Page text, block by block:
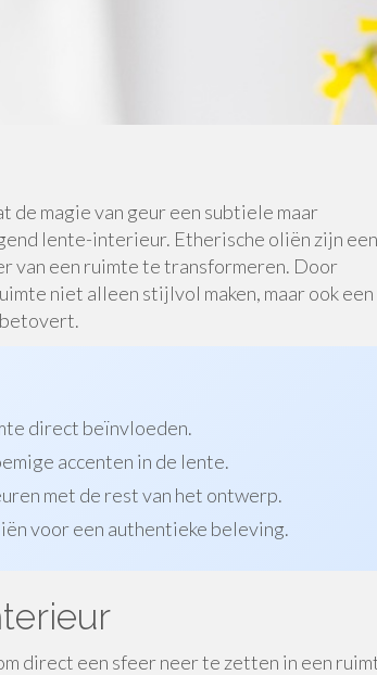
magie van geur een subtiele maar
lente-interieur. Etherische oliën zijn een
van een ruimte te transformeren. Door
niet alleen stijlvol maken, maar ook een
direct beïnvloeden.
accenten in de lente.
met de rest van het ontwerp.
voor een authentieke beleving.
direct een sfeer neer te zetten in een